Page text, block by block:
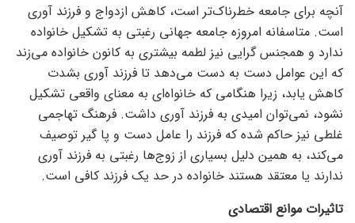
آنچه برای جامعه خطرناک‌تر است، کاهش ازدواج و فرزند آوری
است. متاسفانه امروزه جامعه جهانی رغبتی به تشکیل خانواده
ندارد و همجنس گرایی نیز لطمه بیشتری به کانون خانواده می‌زند
که این عوامل دست به دست می‌دهد تا فرزند آوری بشدت
کاهش یابد، زیرا هنگامی که خانواه‌ای به معنای واقعی تشکیل
نشود، نمی‌توان امیدی به فرزند آوری داشت. فرهنگ تهاجمی
غلطی نیز حاکم شده که فرزند را عامل دست و پا گیر توصیف
می‌کند، به همین دلیل بسیاری از زوج‌ها رغبتی به فرزند آوری
ندارند یا معتقد هستند خانواده در حد یک فرزند کافی است.
تاثیرات موانع اقتصادی